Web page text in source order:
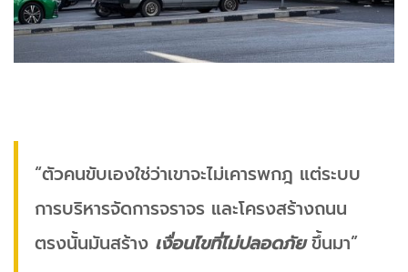
“ตัวคนขับเองใช่ว่าเขาจะไม่เคารพกฎ แต่ระบบ
การบริหารจัดการจราจร และโครงสร้างถนน
ตรงนั้นมันสร้าง เงื่อนไขที่ไม่ปลอดภัยขึ้นมา”